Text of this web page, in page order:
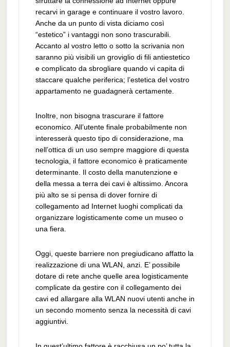
recarvi in garage e continuare il vostro lavoro.
Anche da un punto di vista diciamo così
“estetico” i vantaggi non sono trascurabili.
Accanto al vostro letto o sotto la scrivania non
saranno più visibili un groviglio di fili antiestetico
e complicato da sbrogliare quando vi capita di
staccare qualche periferica; l’estetica del vostro
appartamento ne guadagnerà certamente.
Inoltre, non bisogna trascurare il fattore
economico. All’utente finale probabilmente non
interesserà questo tipo di considerazione, ma
nell’ottica di un uso sempre maggiore di questa
tecnologia, il fattore economico è praticamente
determinante. Il costo della manutenzione e
della messa a terra dei cavi è altissimo. Ancora
più alto se si pensa di dover fornire di
collegamento ad Internet luoghi complicati da
organizzare logisticamente come un museo o
una fiera.
Oggi, queste barriere non pregiudicano affatto la
realizzazione di una WLAN, anzi. E’ possibile
dotare di rete anche quelle area logisticamente
complicate da gestire con il collegamento dei
cavi ed allargare alla WLAN nuovi utenti anche in
un secondo momento senza la necessità di cavi
aggiuntivi.